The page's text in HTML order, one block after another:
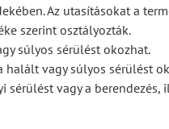
Az utasításokat a
szerint osztályozták.
súlyos sérülést okozhat.
halált vagy súlyos sérülést
sérülést vagy a berendezés,